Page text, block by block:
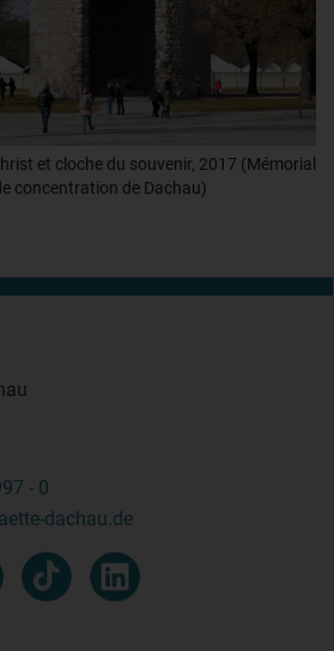
et cloche du souvenir, 2017 (Mémorial
concentration de Dachau)
- 0
dachau.de